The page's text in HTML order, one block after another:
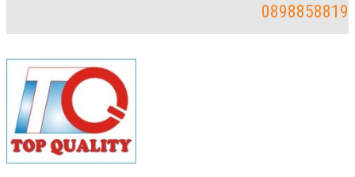
0898858819